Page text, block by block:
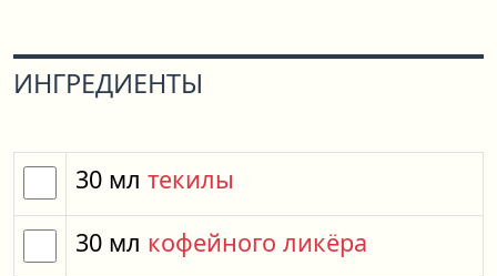
ИНГРЕДИЕНТЫ
30 мл текилы
30 мл кофейного ликёра